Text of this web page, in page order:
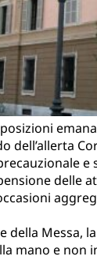
dell’allerta
e
delle
della Messa,
mano e non